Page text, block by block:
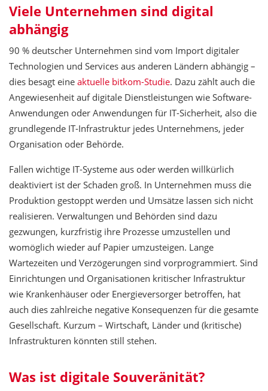
Viele Unternehmen sind digital
abhängig
90 % deutscher Unternehmen sind vom Import digitaler
Technologien und Services aus anderen Ländern abhängig –
dies besagt eine aktuelle bitkom-Studie. Dazu zählt auch die
Angewiesenheit auf digitale Dienstleistungen wie Software-
Anwendungen oder Anwendungen für IT-Sicherheit, also die
grundlegende IT-Infrastruktur jedes Unternehmens, jeder
Organisation oder Behörde.
Fallen wichtige IT-Systeme aus oder werden willkürlich
deaktiviert ist der Schaden groß. In Unternehmen muss die
Produktion gestoppt werden und Umsätze lassen sich nicht
realisieren. Verwaltungen und Behörden sind dazu
gezwungen, kurzfristig ihre Prozesse umzustellen und
womöglich wieder auf Papier umzusteigen. Lange
Wartezeiten und Verzögerungen sind vorprogrammiert. Sind
Einrichtungen und Organisationen kritischer Infrastruktur
wie Krankenhäuser oder Energieversorger betroffen, hat
auch dies zahlreiche negative Konsequenzen für die gesamte
Gesellschaft. Kurzum – Wirtschaft, Länder und (kritische)
Infrastrukturen könnten still stehen.
Was ist digitale Souveränität?